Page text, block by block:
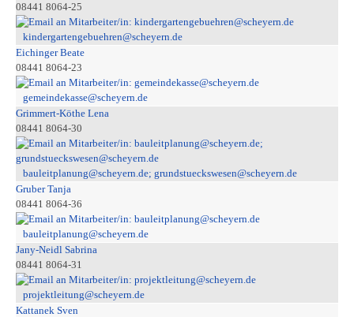
08441 8064-25
kindergartengebuehren@scheyern.de
Eichinger Beate
08441 8064-23
gemeindekasse@scheyern.de
Grimmert-Köthe Lena
08441 8064-30
bauleitplanung@scheyern.de; grundstueckswesen@scheyern.de
Gruber Tanja
08441 8064-36
bauleitplanung@scheyern.de
Jany-Neidl Sabrina
08441 8064-31
projektleitung@scheyern.de
Kattanek Sven